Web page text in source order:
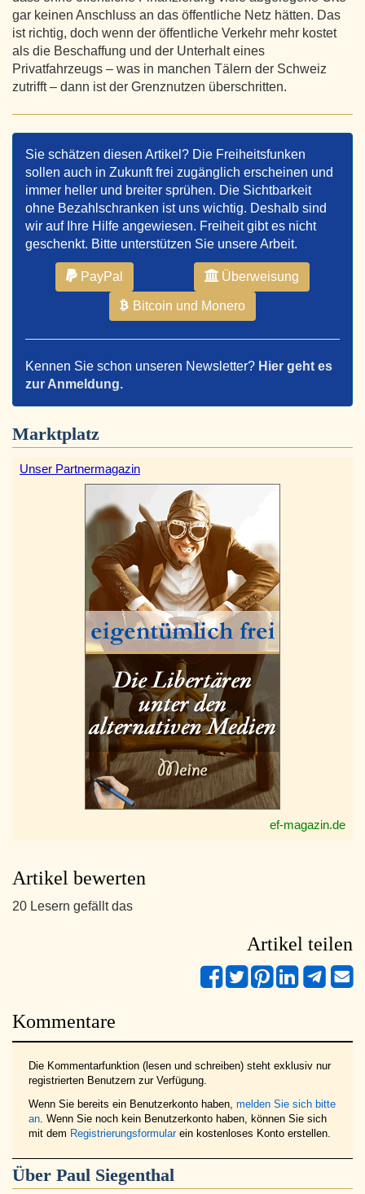
gar keinen Anschluss an das öffentliche Netz hätten. Das
ist richtig, doch wenn der öffentliche Verkehr mehr kostet
als die Beschaffung und der Unterhalt eines
Privatfahrzeugs – was in manchen Tälern der Schweiz
zutrifft – dann ist der Grenznutzen überschritten.
Sie schätzen diesen Artikel? Die Freiheitsfunken
sollen auch in Zukunft frei zugänglich erscheinen und
immer heller und breiter sprühen. Die Sichtbarkeit
ohne Bezahlschranken ist uns wichtig. Deshalb sind
wir auf Ihre Hilfe angewiesen. Freiheit gibt es nicht
geschenkt. Bitte unterstützen Sie unsere Arbeit.
PayPal Überweisung
Bitcoin und Monero
Kennen Sie schon unseren Newsletter? Hier geht es
zur Anmeldung.
Marktplatz
Unser Partnermagazin
ef-magazin.de
Artikel bewerten
20 Lesern gefällt das
Artikel teilen
Kommentare
Die Kommentarfunktion (lesen und schreiben) steht exklusiv nur
registrierten Benutzern zur Verfügung.
Wenn Sie bereits ein Benutzerkonto haben, melden Sie sich bitte
an . Wenn Sie noch kein Benutzerkonto haben, können Sie sich
mit dem Registrierungsformularein kostenloses Konto erstellen.
Über Paul Siegenthal